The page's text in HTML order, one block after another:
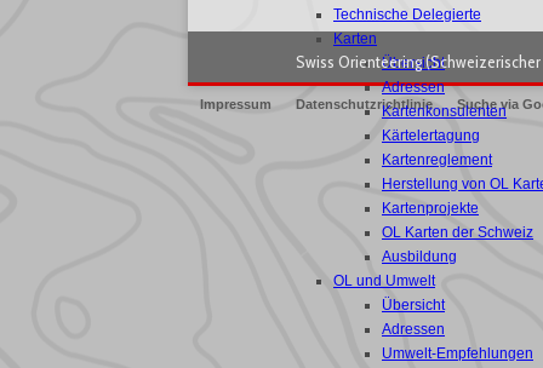
Technische Delegierte
Karten
Übersicht
Adressen
Kartenkonsulenten
Kärtelertagung
Kartenreglement
Herstellung von OL
Kartenprojekte
OL Karten der Schweiz
Ausbildung
OL und Umwelt
Übersicht
Adressen
Umwelt-Empfehlungen
Swiss Orienteering
Impressum Datenschutzrichtlinie Suche via